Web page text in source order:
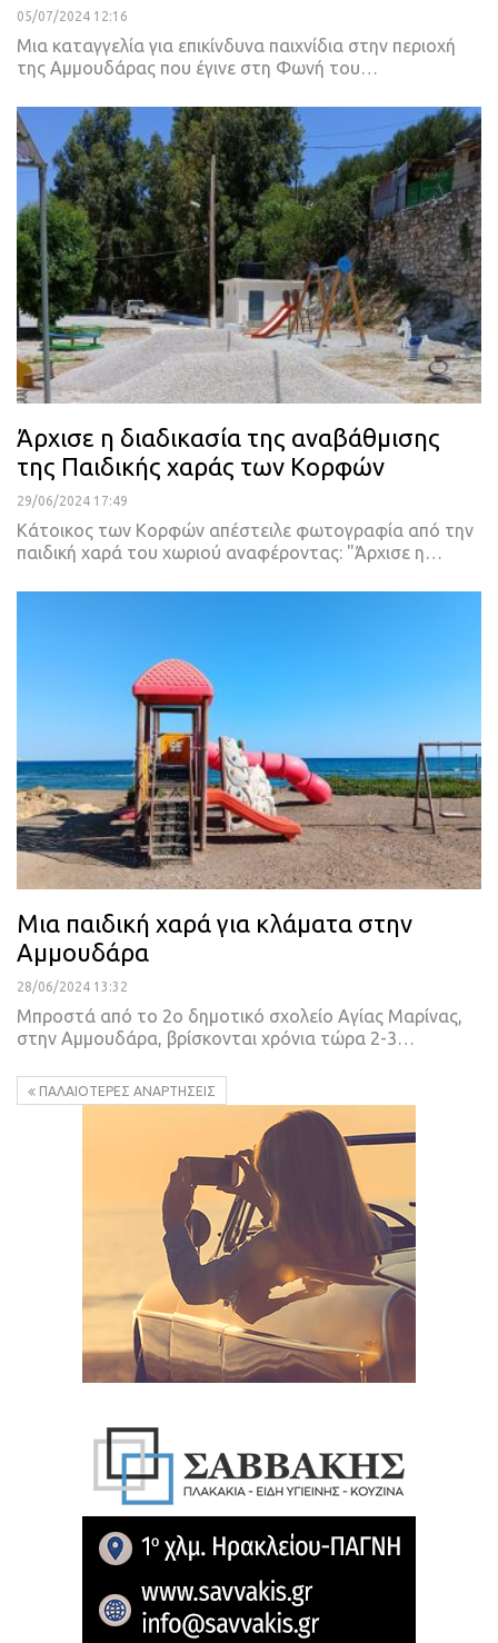
05/07/2024 12:16
Μια καταγγελία για επικίνδυνα παιχνίδια στην περιοχή
της Αμμουδάρας που έγινε στη Φωνή του…
Άρχισε η διαδικασία της αναβάθμισης
της Παιδικής χαράς των Κορφών
29/06/2024 17:49
Κάτοικος των Κορφών απέστειλε φωτογραφία από την
παιδική χαρά του χωριού αναφέροντας: "Άρχισε η…
Μια παιδική χαρά για κλάματα στην
Αμμουδάρα
28/06/2024 13:32
Μπροστά από το 2ο δημοτικό σχολείο Αγίας Μαρίνας,
στην Αμμουδάρα, βρίσκονται χρόνια τώρα 2-3…
ΠΑΛΑΙΌΤΕΡΕΣ ΑΝΑΡΤΉΣΕΙΣ